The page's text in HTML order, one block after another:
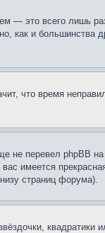
— это всего лишь
как и большинства
что время
не перевел phpBB
имеется
страниц форума).
квадратики